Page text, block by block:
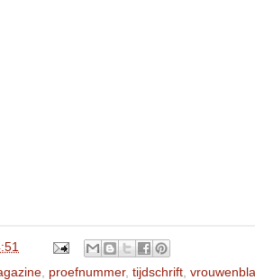
proefnummer, tijdschrift